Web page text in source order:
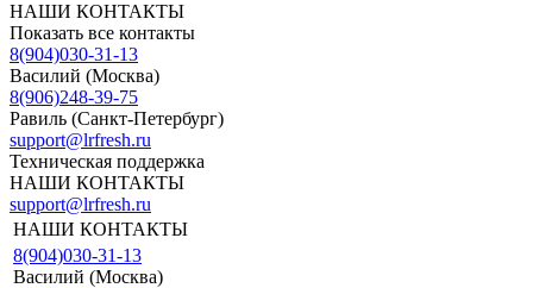
НАШИ КОНТАКТЫ
Показать все контакты
8(904)030-31-13
Василий (Москва)
8(906)248-39-75
Равиль (Санкт-Петербург)
support@lrfresh.ru
Техническая поддержка
НАШИ КОНТАКТЫ
support@lrfresh.ru
НАШИ КОНТАКТЫ
8(904)030-31-13
Василий (Москва)